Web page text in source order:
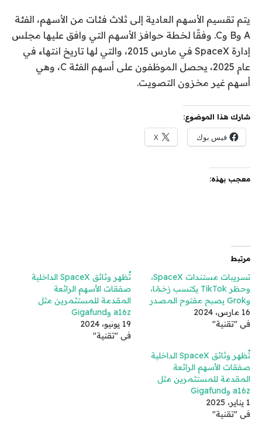
يتم تقسيم الأسهم العادية إلى ثلاث فئات من الأسهم، الفئة
A وB وC. وفقًا لخطة حوافز الأسهم التي وافق عليها مجلس
إدارة SpaceX في مارس 2015، والتي لها تاريخ انتهاء في
عام 2025، يحصل الموظفون على أسهم الفئة C، وهي
أسهم غير مخزون التصويت.
شارك هذا الموضوع:
فيس بوك X
معجب بهذه:
مرتبط
تسريبات مستندات SpaceX،
وحظر TikTok يكتسب زخمًا،
وGrok يصبح مفتوح المصدر
16 مارس، 2024
في "تقنية"
تُظهر وثائق SpaceX الداخلية
صفقات الأسهم الرائعة
المقدمة للمستثمرين مثل
a16z وGigafund
19 يونيو، 2024
في "تقنية"
تُظهر وثائق SpaceX الداخلية
صفقات الأسهم الرائعة
المقدمة للمستثمرين مثل
a16z وGigafund
1 يناير، 2025
في "تقنية"